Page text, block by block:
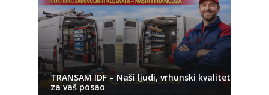
TRANSAM IDF – Naši ljudi, vrhunski kvalitet
za vaš posao